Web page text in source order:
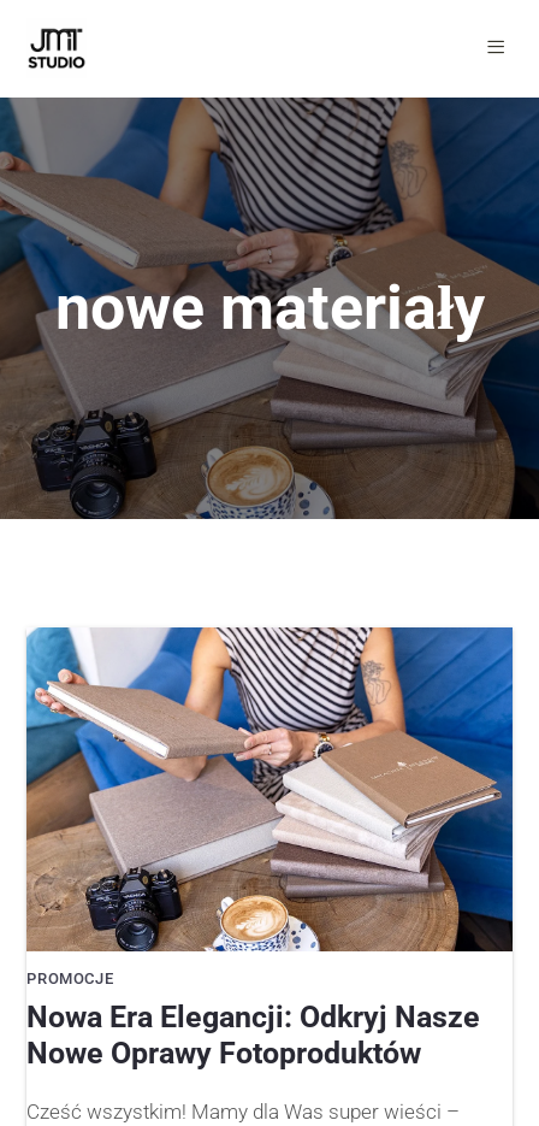
nowe materiały
PROMOCJE
Nowa Era Elegancji: Odkryj Nasze
Nowe Oprawy Fotoproduktów
Cześć wszystkim! Mamy dla Was super wieści –